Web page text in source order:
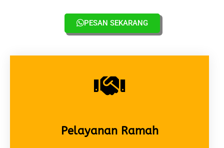
PESAN SEKARANG
Pelayanan Ramah